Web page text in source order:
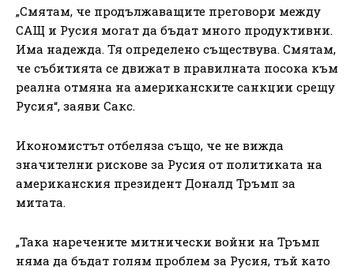
„Смятам, че продължаващите преговори между
САЩ и Русия могат да бъдат много продуктивни.
Има надежда. Тя определено съществува. Смятам,
че събитията се движат в правилната посока към
реална отмяна на американските санкции срещу
Русия“, заяви Сакс.
Икономистът отбеляза също, че не вижда
значителни рискове за Русия от политиката на
американския президент Доналд Тръмп за
митата.
„Така наречените митнически войни на Тръмп
няма да бъдат голям проблем за Русия, тъй като